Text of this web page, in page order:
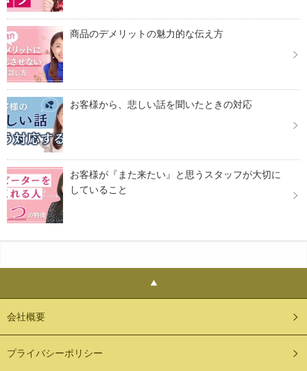
商品のデメリットの魅力的な伝え方
お客様から、悲しい話を聞いたときの対応
お客様が『また来たい』と思うスタッフが大切に
していること
会社概要
プライバシーポリシー